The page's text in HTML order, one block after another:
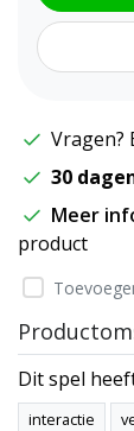
Vragen?
30
Meer
product
Dit spel
interactie